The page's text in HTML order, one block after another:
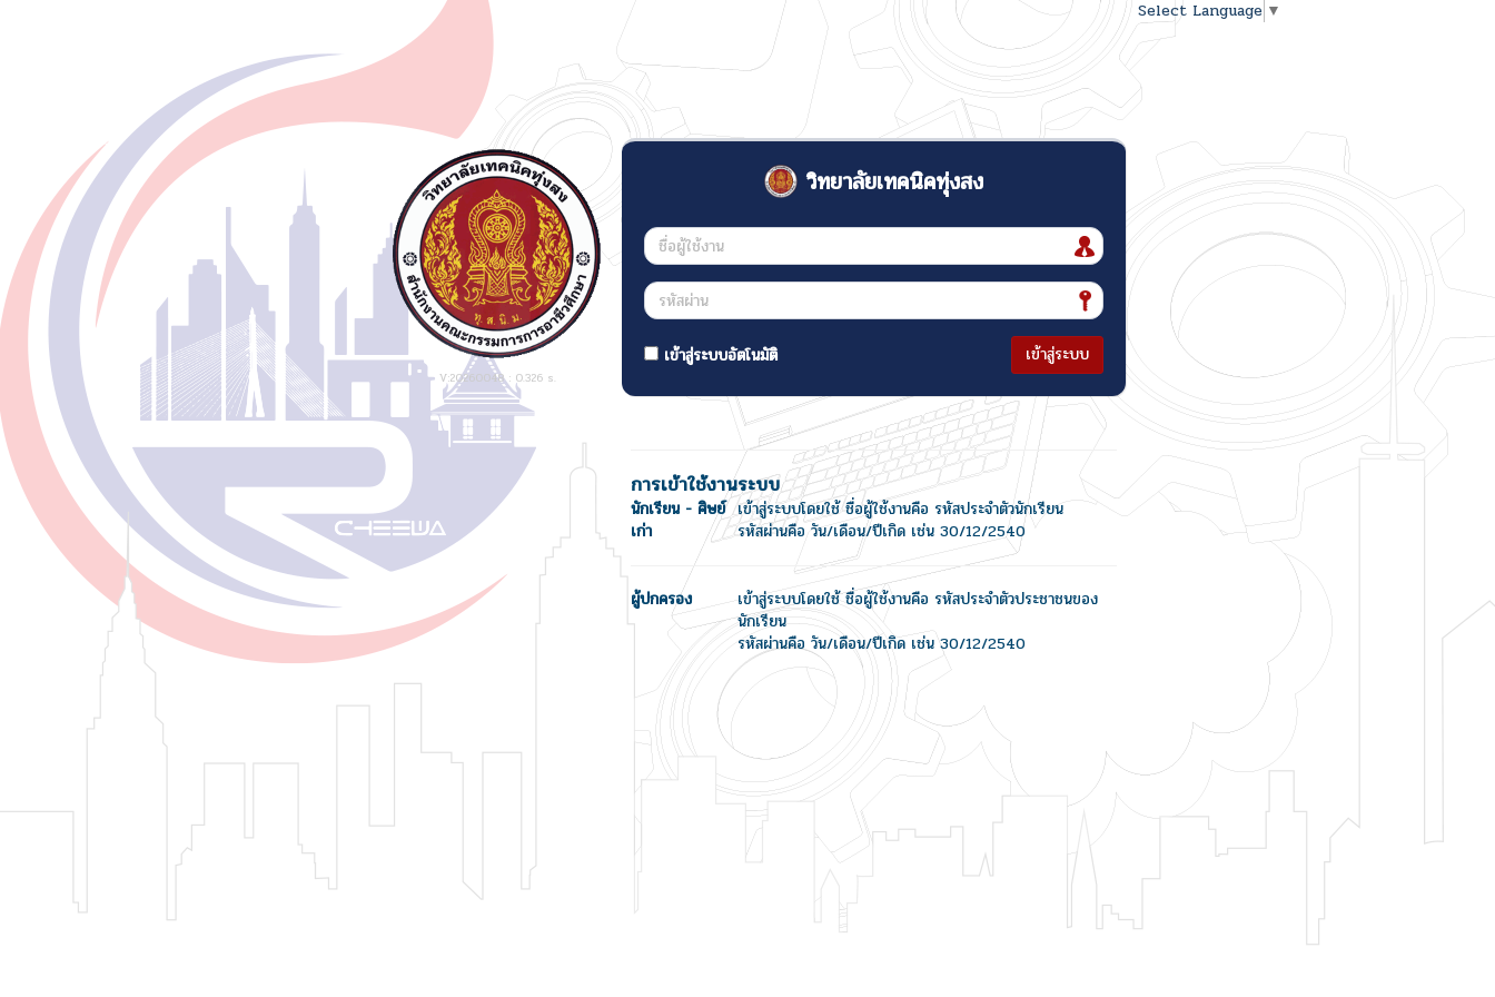
Select Language ▼
V:20260048 : 0.326 s.
วิทยาลัยเทคนิคทุ่งสง
เข้าสู่ระบบอัตโนมัติ เข้าสู่ระบบ
การเข้าใช้งานระบบ
นักเรียน - ศิษย์
เก่า
เข้าสู่ระบบโดยใช้ ชื่อผู้ใช้งานคือ รหัสประจำตัวนักเรียน
รหัสผ่านคือ วัน/เดือน/ปีเกิด เช่น 30/12/2540
ผู้ปกครอง
เข้าสู่ระบบโดยใช้ ชื่อผู้ใช้งานคือ รหัสประจำตัวประชาชนของ
นักเรียน
รหัสผ่านคือ วัน/เดือน/ปีเกิด เช่น 30/12/2540